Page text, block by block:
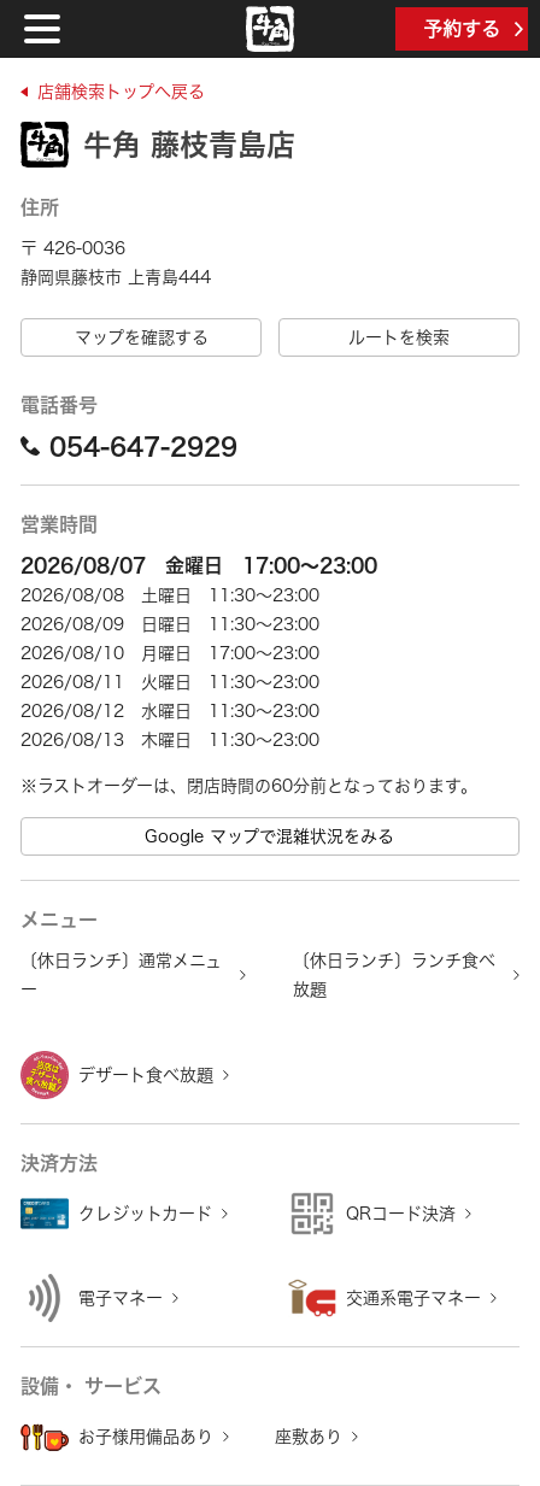
予約する
店舗検索トップへ戻る
牛角 藤枝青島店
住所
〒 426-0036
静岡県藤枝市 上青島444
マップを確認する ルートを検索
電話番号
054-647-2929
営業時間
2026/08/07 金曜日 17:00～23:00
2026/08/08 土曜日 11:30～23:00
2026/08/09 日曜日 11:30～23:00
2026/08/10 月曜日 17:00～23:00
2026/08/11 火曜日 11:30～23:00
2026/08/12 水曜日 11:30～23:00
2026/08/13 木曜日 11:30～23:00
※ラストオーダーは、閉店時間の60分前となっております。
Google マップで混雑状況をみる
メニュー
〔休日ランチ〕通常メニュ
ー
〔休日ランチ〕ランチ食べ
放題
デザート食べ放題
決済方法
クレジットカード QRコード決済
電子マネー 交通系電子マネー
設備・ サービス
お子様用備品あり 座敷あり